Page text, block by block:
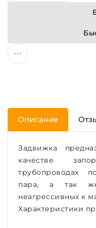
Описание
Задвижка
качестве
трубопроводах
пара, а так
неагрессивных к
Характеристики